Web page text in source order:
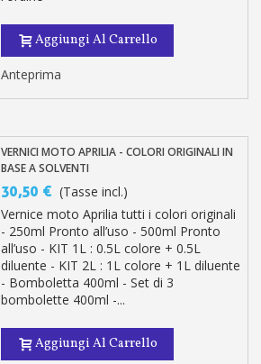
Aggiungi Al Carrello
Anteprima
VERNICI MOTO APRILIA - COLORI ORIGINALI IN
BASE A SOLVENTI
30,50 € (Tasse incl.)
Vernice moto Aprilia tutti i colori originali
- 250ml Pronto all’uso - 500ml Pronto
all’uso - KIT 1L : 0.5L colore + 0.5L
diluente - KIT 2L : 1L colore + 1L diluente
- Bomboletta 400ml - Set di 3
bombolette 400ml -...
Aggiungi Al Carrello